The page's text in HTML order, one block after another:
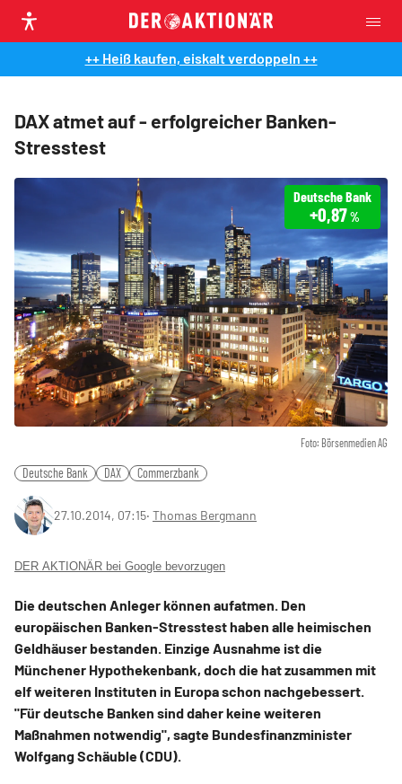
++ Heiß kaufen, eiskalt verdoppeln ++
DAX atmet auf - erfolgreicher Banken-
Stresstest
Foto: Börsenmedien AG
Deutsche Bank
+0,87 %
Deutsche Bank DAX Commerzbank
27.10.2014, 07:15‧ Thomas Bergmann
DER AKTIONÄR bei Google bevorzugen
Die deutschen Anleger können aufatmen. Den
europäischen Banken-Stresstest haben alle heimischen
Geldhäuser bestanden. Einzige Ausnahme ist die
Münchener Hypothekenbank, doch die hat zusammen mit
elf weiteren Instituten in Europa schon nachgebessert.
"Für deutsche Banken sind daher keine weiteren
Maßnahmen notwendig", sagte Bundesfinanzminister
Wolfgang Schäuble (CDU).